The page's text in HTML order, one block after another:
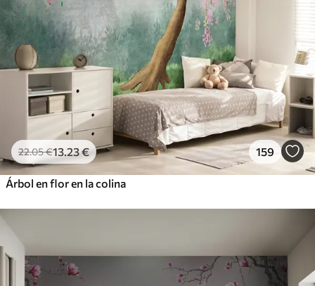
22.05€13 .23€ 159
Árbol en flor en la colina